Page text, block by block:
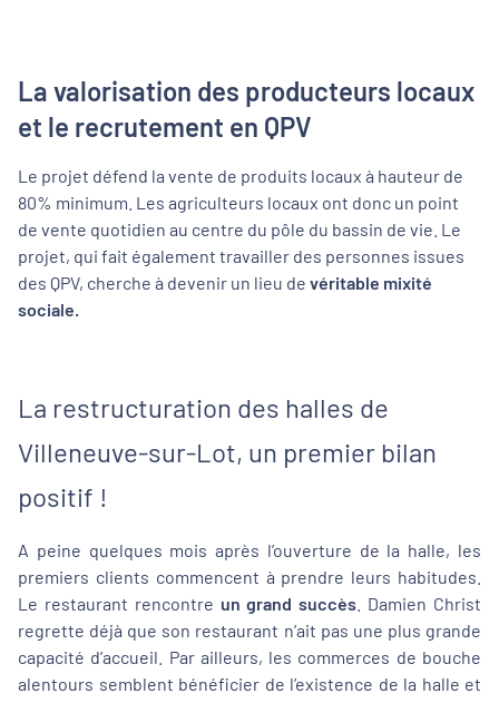
La valorisation des producteurs locaux
et le recrutement en QPV
Le projet défend la vente de produits locaux à hauteur de
80% minimum. Les agriculteurs locaux ont donc un point
de vente quotidien au centre du pôle du bassin de vie. Le
projet, qui fait également travailler des personnes issues
des QPV, cherche à devenir un lieu de véritable mixité
sociale.
La restructuration des halles de
Villeneuve-sur-Lot, un premier bilan
positif !
A peine quelques mois après l’ouverture de la halle, les
premiers clients commencent à prendre leurs habitudes.
Le restaurant rencontre un grand succès . Damien Christ
regrette déjà que son restaurant n’ait pas une plus grande
capacité d’accueil. Par ailleurs, les commerces de bouche
alentours semblent bénéficier de l’existence de la halle et